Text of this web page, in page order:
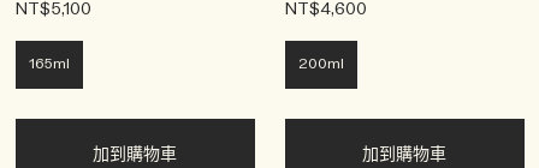
NT$5,100
165ml
加到購物車
NT$4,600
200ml
加到購物車